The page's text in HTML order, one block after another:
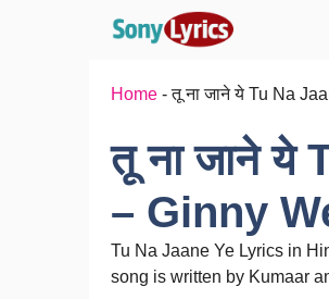
Home -तू ना जाने ये Tu Na
तू ना जाने
– Ginny
Tu Na Jaane Ye Lyrics in
song is written by Kumaar